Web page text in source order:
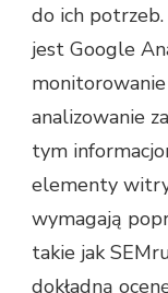
do ich
jest Google
analizowanie
tym
elementy
wymagają
takie jak
dokładną